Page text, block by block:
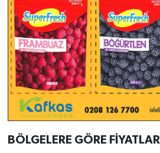
BÖLGELERE GÖRE FİYATLAR